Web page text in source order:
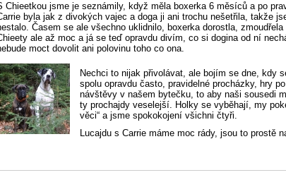
Chieetkou jsme je seznámily, když měla boxerka 6 měsíců a po
byla jak z divokých vajec a doga ji ani trochu nešetřila, takže
Časem se ale všechno uklidnilo, boxerka dorostla,
ale až moc a já se teď opravdu divím, co si dogina od ní
moct dovolit ani polovinu toho co ona.
Nechci to nijak přivolávat, ale bojím se dne, kdy
spolu opravdu často, pravidelné procházky, hry
návštěvy v našem bytečku, to aby naši sousedi
ty prochajdy veselejší. Holky se vyběhají, my
věci“ a jsme spokokojení všichni čtyři.
Lucajdu s Carrie máme moc rády, jsou to prostě